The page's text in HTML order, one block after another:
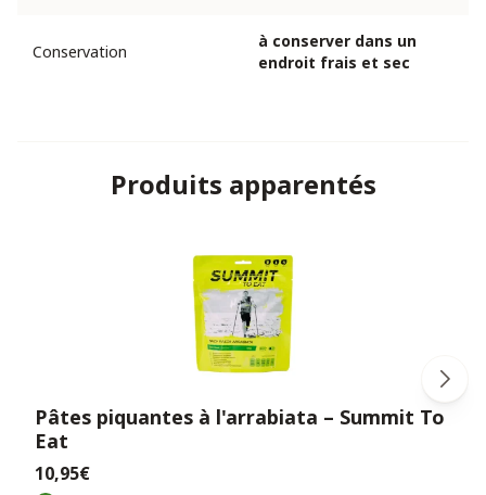
Conservation
à conserver dans un
endroit frais et sec
Produits apparentés
Pâtes piquantes à l'arrabiata – Summit To
Eat
10,95€